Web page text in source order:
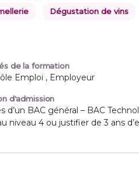
Dégustation de vins
de la formation
Emploi , Employeur
d'admission
d’un BAC général – BAC
niveau 4 ou justifier de 3 ans